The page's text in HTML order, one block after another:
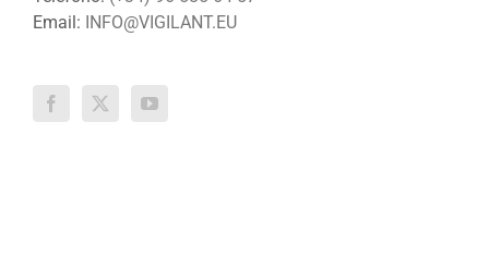
Email: INFO@VIGILANT.EU